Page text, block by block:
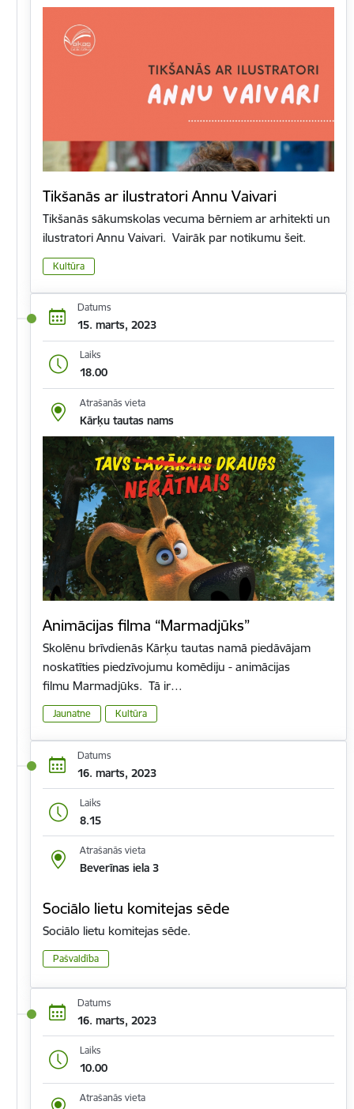
Tikšanās ar ilustratori Annu Vaivari
Tikšanās sākumskolas vecuma bērniem ar arhitekti un
ilustratori Annu Vaivari. Vairāk par notikumu šeit.
Kultūra
Datums
15. marts, 2023
Laiks
18.00
Atrašanās vieta
Kārķu tautas nams
Animācijas filma “Marmadjūks”
Skolēnu brīvdienās Kārķu tautas namā piedāvājam
noskatīties piedzīvojumu komēdiju - animācijas
filmu Marmadjūks. Tā ir…
Jaunatne Kultūra
Datums
16. marts, 2023
Laiks
8.15
Atrašanās vieta
Beverīnas iela 3
Sociālo lietu komitejas sēde
Sociālo lietu komitejas sēde.
Pašvaldība
Datums
16. marts, 2023
Laiks
10.00
Atrašanās vieta